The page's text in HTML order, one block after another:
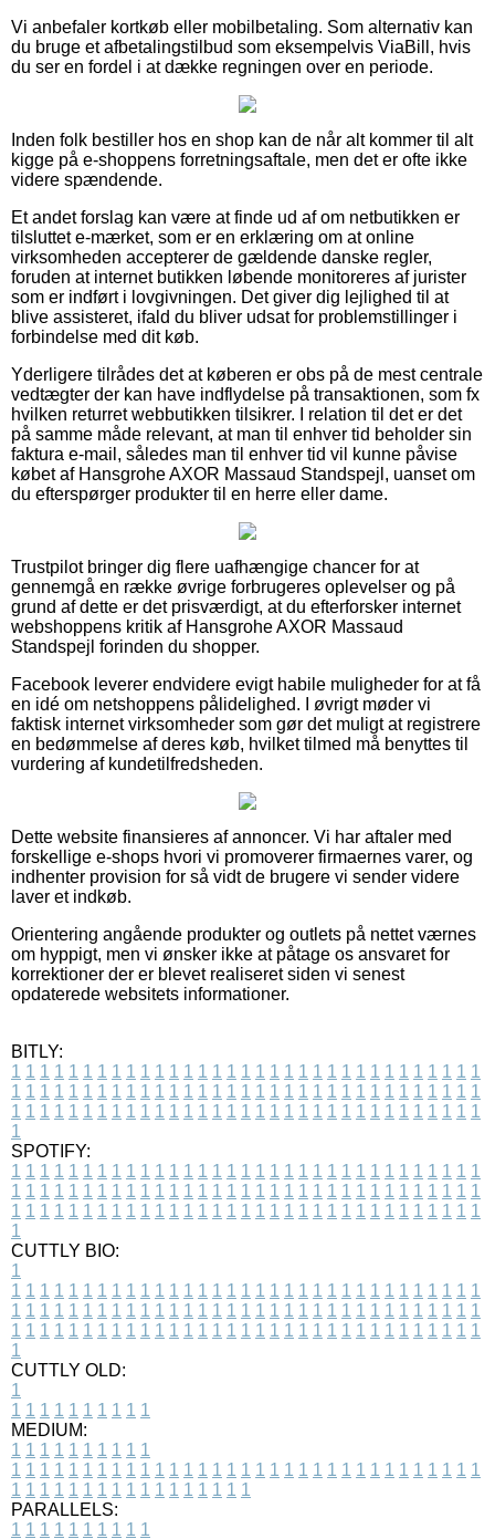
Vi anbefaler kortkøb eller mobilbetaling. Som alternativ kan
du bruge et afbetalingstilbud som eksempelvis ViaBill, hvis
du ser en fordel i at dække regningen over en periode.
Inden folk bestiller hos en shop kan de når alt kommer til alt
kigge på e-shoppens forretningsaftale, men det er ofte ikke
videre spændende.
Et andet forslag kan være at finde ud af om netbutikken er
tilsluttet e-mærket, som er en erklæring om at online
virksomheden accepterer de gældende danske regler,
foruden at internet butikken løbende monitoreres af jurister
som er indført i lovgivningen. Det giver dig lejlighed til at
blive assisteret, ifald du bliver udsat for problemstillinger i
forbindelse med dit køb.
Yderligere tilrådes det at køberen er obs på de mest centrale
vedtægter der kan have indflydelse på transaktionen, som fx
hvilken returret webbutikken tilsikrer. I relation til det er det
på samme måde relevant, at man til enhver tid beholder sin
faktura e-mail, således man til enhver tid vil kunne påvise
købet af Hansgrohe AXOR Massaud Standspejl, uanset om
du efterspørger produkter til en herre eller dame.
Trustpilot bringer dig flere uafhængige chancer for at
gennemgå en række øvrige forbrugeres oplevelser og på
grund af dette er det prisværdigt, at du efterforsker internet
webshoppens kritik af Hansgrohe AXOR Massaud
Standspejl forinden du shopper.
Facebook leverer endvidere evigt habile muligheder for at få
en idé om netshoppens pålidelighed. I øvrigt møder vi
faktisk internet virksomheder som gør det muligt at registrere
en bedømmelse af deres køb, hvilket tilmed må benyttes til
vurdering af kundetilfredsheden.
Dette website finansieres af annoncer. Vi har aftaler med
forskellige e-shops hvori vi promoverer firmaernes varer, og
indhenter provision for så vidt de brugere vi sender videre
laver et indkøb.
Orientering angående produkter og outlets på nettet værnes
om hyppigt, men vi ønsker ikke at påtage os ansvaret for
korrektioner der er blevet realiseret siden vi senest
opdaterede websitets informationer.
BITLY:
1 1 1 1 1 1 1 1 1 1 1 1 1 1 1 1 1 1 1 1 1 1 1 1 1 1 1 1 1 1 1 1 1
1 1 1 1 1 1 1 1 1 1 1 1 1 1 1 1 1 1 1 1 1 1 1 1 1 1 1 1 1 1 1 1 1
1 1 1 1 1 1 1 1 1 1 1 1 1 1 1 1 1 1 1 1 1 1 1 1 1 1 1 1 1 1 1 1 1
1
SPOTIFY:
1 1 1 1 1 1 1 1 1 1 1 1 1 1 1 1 1 1 1 1 1 1 1 1 1 1 1 1 1 1 1 1 1
1 1 1 1 1 1 1 1 1 1 1 1 1 1 1 1 1 1 1 1 1 1 1 1 1 1 1 1 1 1 1 1 1
1 1 1 1 1 1 1 1 1 1 1 1 1 1 1 1 1 1 1 1 1 1 1 1 1 1 1 1 1 1 1 1 1
1
CUTTLY BIO:
1
1 1 1 1 1 1 1 1 1 1 1 1 1 1 1 1 1 1 1 1 1 1 1 1 1 1 1 1 1 1 1 1 1
1 1 1 1 1 1 1 1 1 1 1 1 1 1 1 1 1 1 1 1 1 1 1 1 1 1 1 1 1 1 1 1 1
1 1 1 1 1 1 1 1 1 1 1 1 1 1 1 1 1 1 1 1 1 1 1 1 1 1 1 1 1 1 1 1 1
1
CUTTLY OLD:
1
1 1 1 1 1 1 1 1 1 1
MEDIUM:
1 1 1 1 1 1 1 1 1 1
1 1 1 1 1 1 1 1 1 1 1 1 1 1 1 1 1 1 1 1 1 1 1 1 1 1 1 1 1 1 1 1 1
1 1 1 1 1 1 1 1 1 1 1 1 1 1 1 1 1
PARALLELS:
1 1 1 1 1 1 1 1 1 1